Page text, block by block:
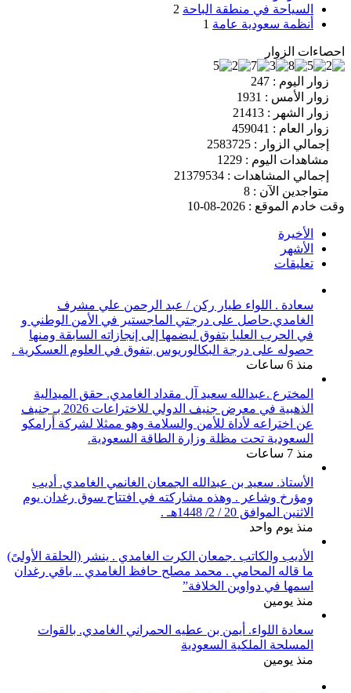
السياحة في منطقة الباحة 2
أنظمة سعودية عامة 1
احصاءات الزوار
زوار اليوم : 247
زوار الأمس : 1931
زوار الشهر : 21413
زوار العام : 459041
إجمالي الزوار : 2583725
مشاهدات اليوم : 1229
إجمالي المشاهدات : 21379534
متواجدين الآن : 8
وقت خادم الموقع : 2026-08-10
الأخيرة
الأشهر
تعليقات
سعادة . اللواء طيار ركن / عبد الرحمن علي مشرف
الغامدي.حاصل على درجتي الماجستير في الأمن الوطني و
في الحرب العليا بتفوق ليضمها إلى إنجازاته السابقة ومنها
حصوله على درجة البكالوريوس بتفوق في العلوم العسكرية .
منذ 6 ساعات
المخترع .عبدالله سعيد آل مقداد الغامدي. حقق الميدالية
الذهبية في معرض جنيف الدولي للاختراعات 2026 بـ جنيف
عن اختراعه لأداة للأمن والسلامة وهو ممثلا لشركة أرامكو
السعودية تحت مظلة وزارة الطاقة السعودية.
منذ 7 ساعات
الأستاذ. سعيد بن عبدالله الجمعان الغانمي الغامدي. أديب
ومؤرخ وشاعر . وهذه مشاركته في افتتاح سوق رغدان يوم
الاثنين الموافق 20 / 2/ 1448هـ .
منذ يوم واحد
الأديب والكاتب .جمعان الكرت الغامدي . ينشر (الحلقة الأولىً)
ما قاله المحامي . محمد مصلح حافظ الغامدي .. باقي رغدان
اسمها في دواوين الخلافة”
منذ يومين
سعادة اللواء. أيمن بن عطيه الحمراني الغامدي. بالقوات
المسلحة الملكية السعودية
منذ يومين